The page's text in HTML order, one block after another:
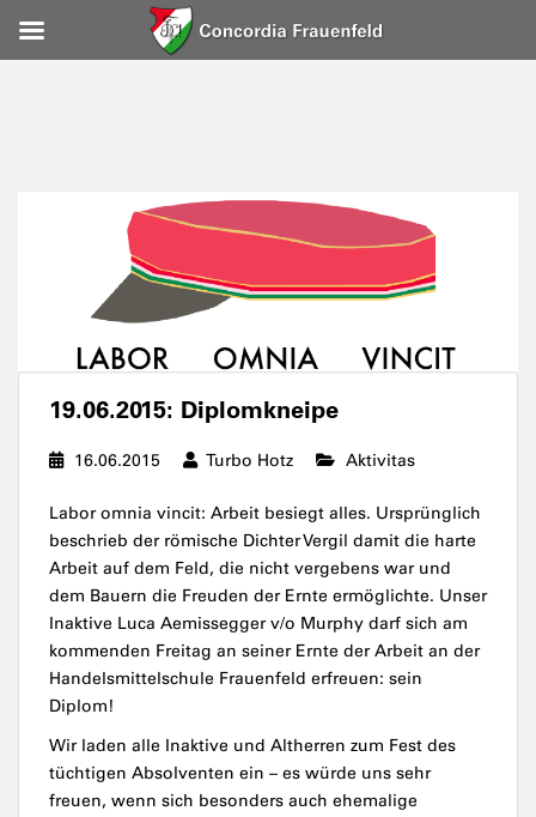
19.06.2015: Diplomkneipe
16.06.2015 Turbo Hotz Aktivitas
Labor omnia vincit: Arbeit besiegt alles. Ursprünglich
beschrieb der römische Dichter Vergil damit die harte
Arbeit auf dem Feld, die nicht vergebens war und
dem Bauern die Freuden der Ernte ermöglichte. Unser
Inaktive Luca Aemissegger v/o Murphy darf sich am
kommenden Freitag an seiner Ernte der Arbeit an der
Handelsmittelschule Frauenfeld erfreuen: sein
Diplom!
Wir laden alle Inaktive und Altherren zum Fest des
tüchtigen Absolventen ein – es würde uns sehr
freuen, wenn sich besonders auch ehemalige